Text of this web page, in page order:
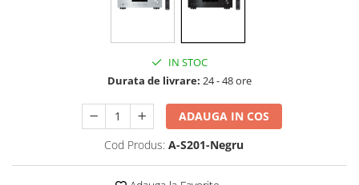
IN STOC
Durata de livrare: 24 - 48 ore
ADAUGA IN COS
Cod Produs: A-S201-Negru